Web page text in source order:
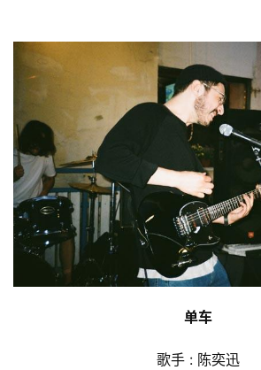
单车
歌手 : 陈奕迅